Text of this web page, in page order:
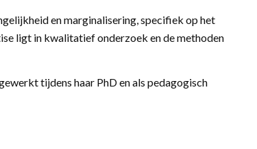
en marginalisering, specifiek op het
ligt in kwalitatief onderzoek en de methoden
tijdens haar PhD en als pedagogisch